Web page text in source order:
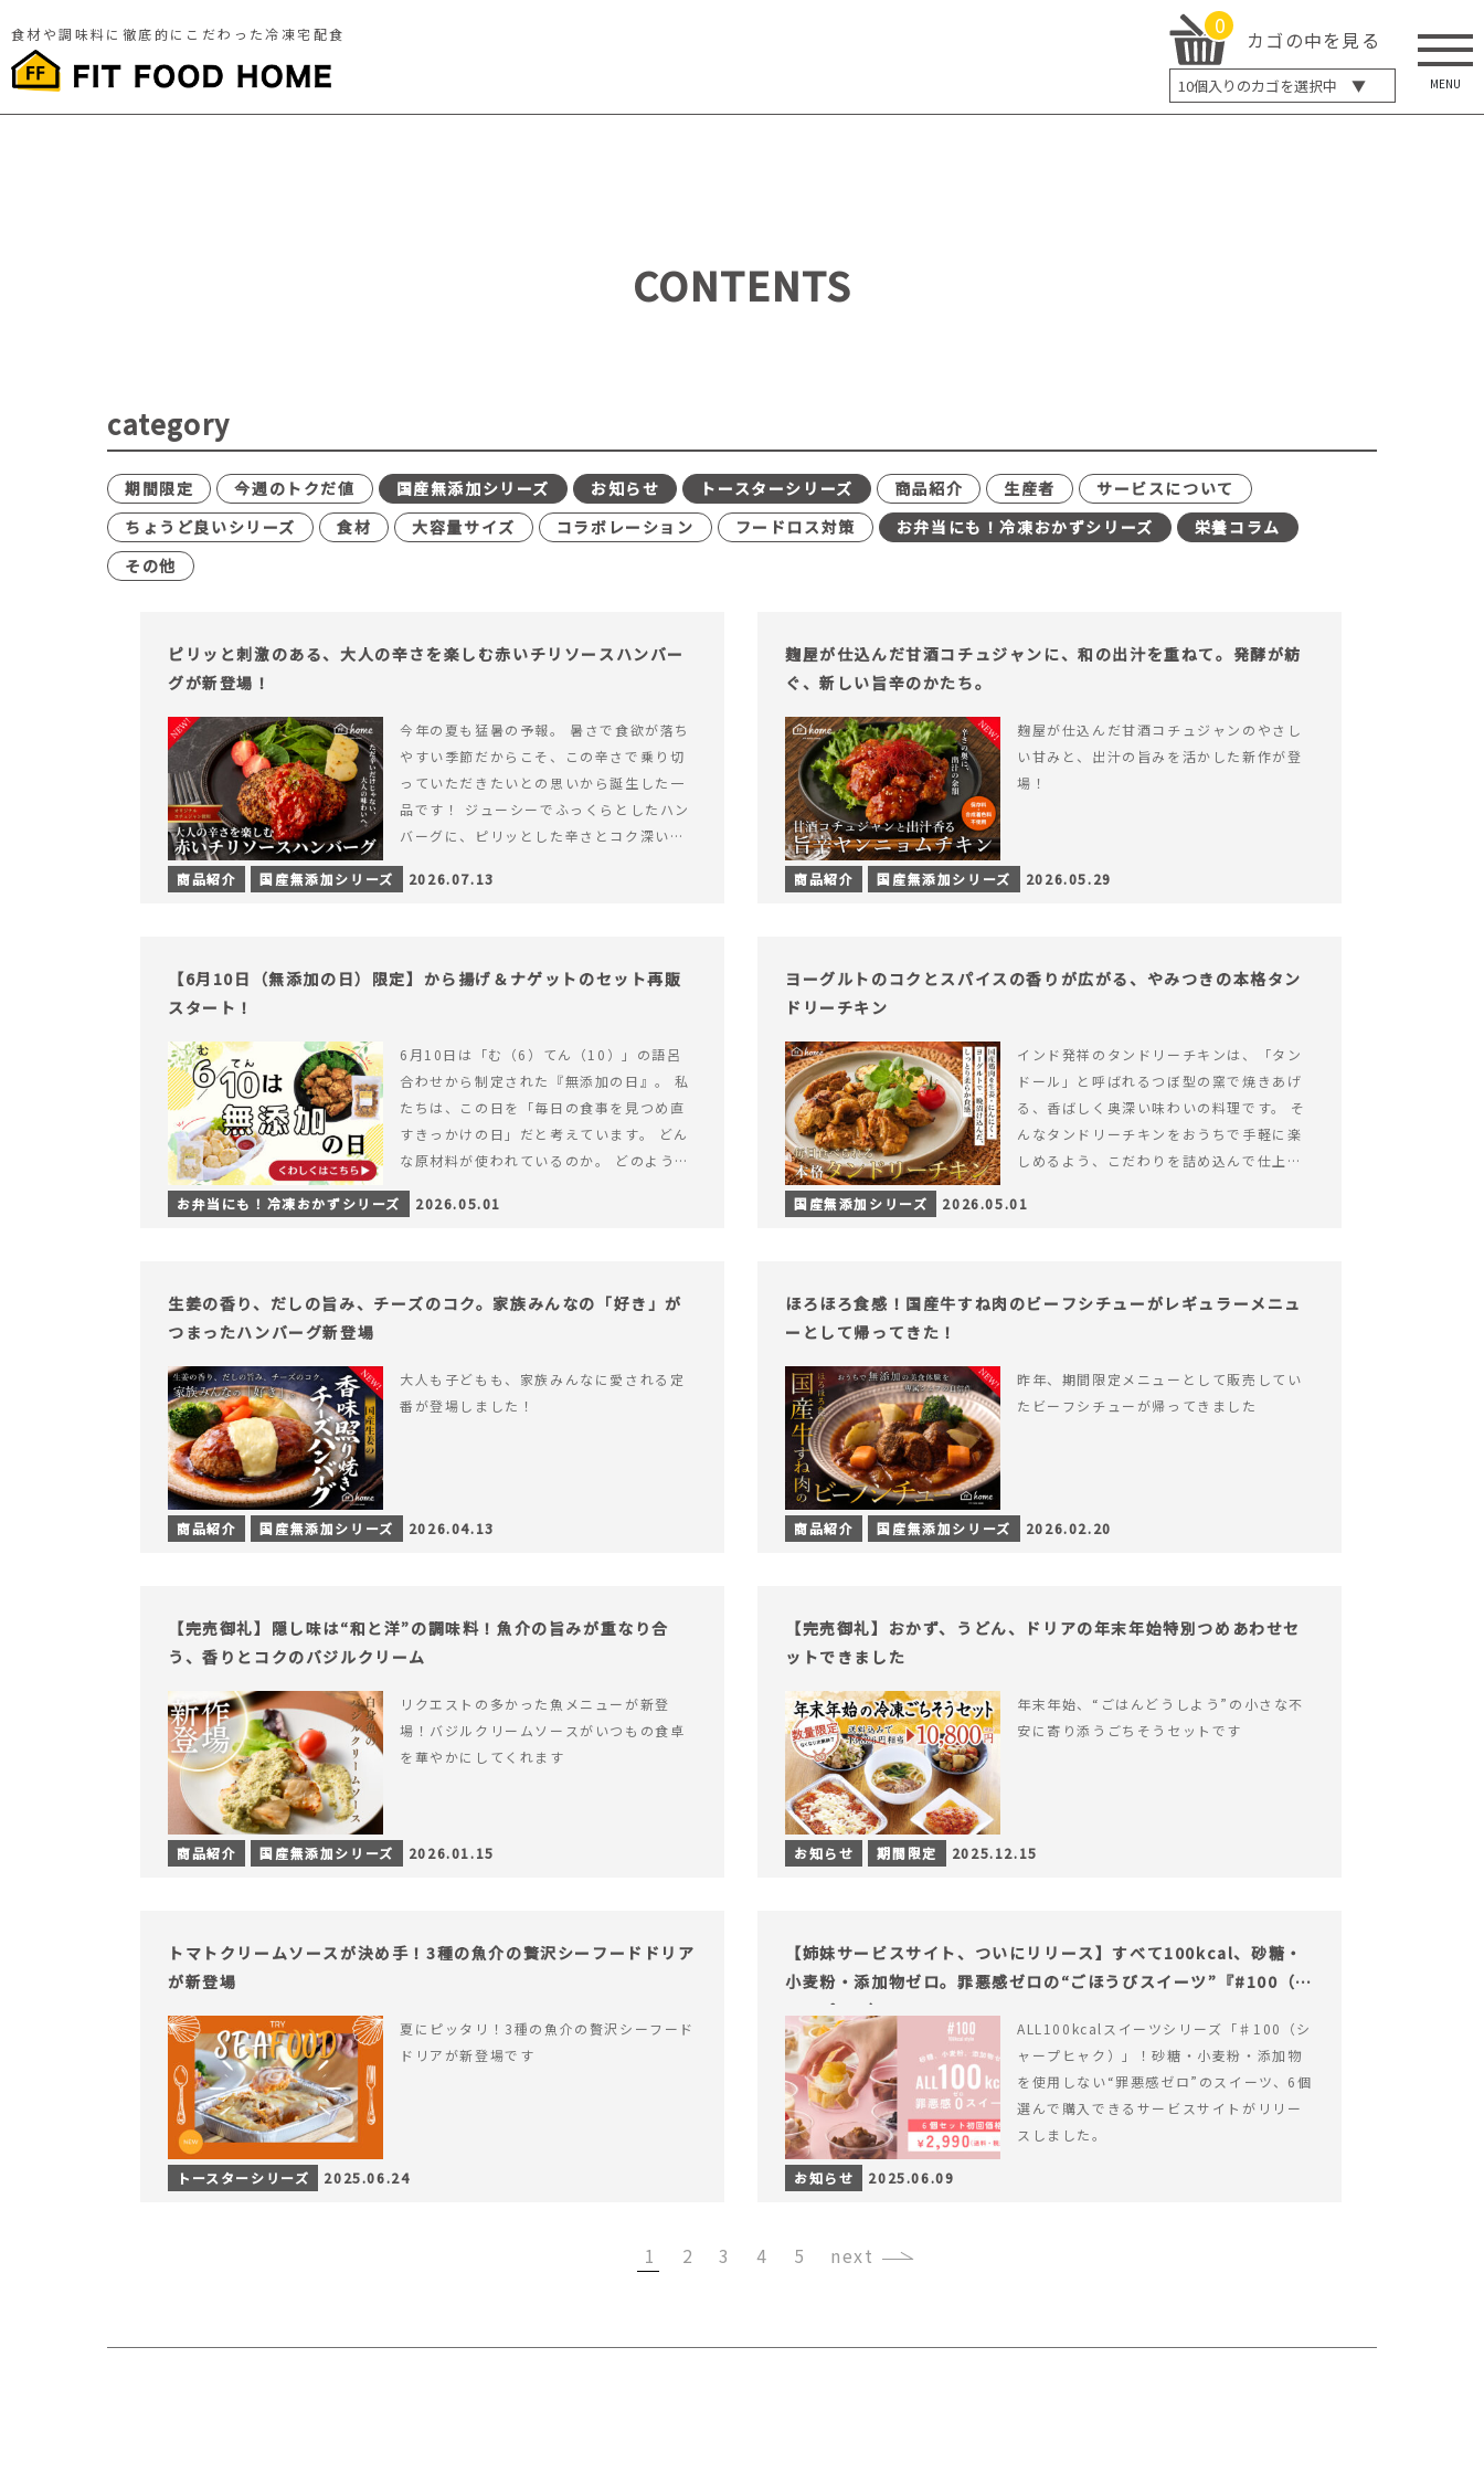
食材や調味料に徹底的にこだわった冷凍宅配食 0
カゴの中を見る
10個入りのカゴを選択中 ▼
5個入り
MENU
CONTENTS
category
期間限定 今週のトクだ値 国産無添加シリーズ お知らせ トースターシリーズ 商品紹介 生産者
サービスについて
ちょうど良いシリーズ
食材 大容量サイズ コラボレーション フードロス対策 お弁当にも！冷凍おかずシリーズ
栄養コラム
その他
ピリッと刺激のある、大人の辛さを楽しむ赤いチリソースハンバー
グが新登場！
今年の夏も猛暑の予報。 暑さで食欲が落ち
やすい季節だからこそ、この辛さで乗り切
っていただきたいとの思いから誕生した一
品です！ ジューシーでふっくらとしたハン
バーグに、ピリッとした辛さとコク深い旨
みが楽しめる特製チリソース&hellip; 続き
を読む ピリッと刺激のある、大人の辛さを
商品紹介 国産無添加シリーズ 2026.07.13
麹屋が仕込んだ甘酒コチュジャンに、和の出汁を重ねて。発酵が紡
ぐ、新しい旨辛のかたち。
麹屋が仕込んだ甘酒コチュジャンのやさし
い甘みと、出汁の旨みを活かした新作が登
場！
商品紹介 国産無添加シリーズ 2026.05.29
【6月10日（無添加の日）限定】から揚げ＆ナゲットのセット再販
スタート！
6月10日は「む（6）てん（10）」の語呂
合わせから制定された『無添加の日』。 私
たちは、この日を「毎日の食事を見つめ直
すきっかけの日」だと考えています。 どん
な原材料が使われているのか。 どのように
つくられているのか。&hellip; 続きを読む
【6月10日（無添加の日）限定】から揚げ
お弁当にも！冷凍おかずシリーズ 2026.05.01
ヨーグルトのコクとスパイスの香りが広がる、やみつきの本格タン
ドリーチキン
インド発祥のタンドリーチキンは、「タン
ドール」と呼ばれるつぼ型の窯で焼きあげ
る、香ばしく奥深い味わいの料理です。 そ
んなタンドリーチキンをおうちで手軽に楽
しめるよう、こだわりを詰め込んで仕上げ
を読む ヨーグルトのコクとスパイスの香り
国産無添加シリーズ 2026.05.01
生姜の香り、だしの旨み、チーズのコク。家族みんなの「好き」が
つまったハンバーグ新登場
大人も子どもも、家族みんなに愛される定
番が登場しました！
商品紹介 国産無添加シリーズ 2026.04.13
ほろほろ食感！国産牛すね肉のビーフシチューがレギュラーメニュ
ーとして帰ってきた！
昨年、期間限定メニューとして販売してい
たビーフシチューが帰ってきました
商品紹介 国産無添加シリーズ 2026.02.20
【完売御礼】隠し味は“和と洋”の調味料！魚介の旨みが重なり合
う、香りとコクのバジルクリーム
リクエストの多かった魚メニューが新登
場！バジルクリームソースがいつもの食卓
を華やかにしてくれます
商品紹介 国産無添加シリーズ 2026.01.15
【完売御礼】おかず、うどん、ドリアの年末年始特別つめあわせセ
ットできました
年末年始、“ごはんどうしよう”の小さな不
安に寄り添うごちそうセットです
お知らせ 期間限定 2025.12.15
トマトクリームソースが決め手！3種の魚介の贅沢シーフードドリア
が新登場
夏にピッタリ！3種の魚介の贅沢シーフード
ドリアが新登場です
トースターシリーズ 2025.06.24
【姉妹サービスサイト、ついにリリース】すべて100kcal、砂糖・
小麦粉・添加物ゼロ。罪悪感ゼロの“ごほうびスイーツ”『#100（シ
ャープ100）』
ALL100kcalスイーツシリーズ「♯100（シ
ャープヒャク）」！砂糖・小麦粉・添加物
を使用しない“罪悪感ゼロ”のスイーツ、6個
選んで購入できるサービスサイトがリリー
スしました。
お知らせ 2025.06.09
1 2 3 4 5 ›